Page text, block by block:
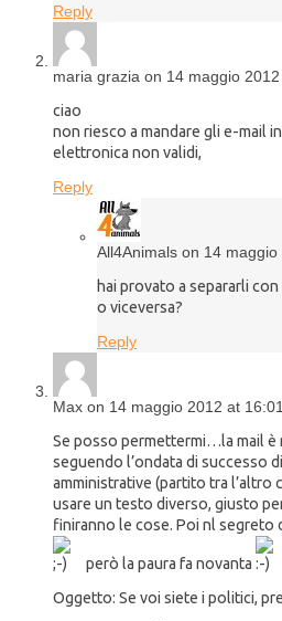
Reply
maria grazia on 14 maggio
ciao
non riesco a mandare gli e-mail
elettronica non validi,
Reply
All4Animals on 14
hai provato a separarli
o viceversa?
Reply
Max on 14 maggio 2012 at 16:01
Se posso permettermi…la mail
seguendo l’ondata di successo
amministrative (partito tra l’altro
usare un testo diverso, giusto
finiranno le cose. Poi nl segreto
però la paura fa novanta
Oggetto: Se voi siete i politici,